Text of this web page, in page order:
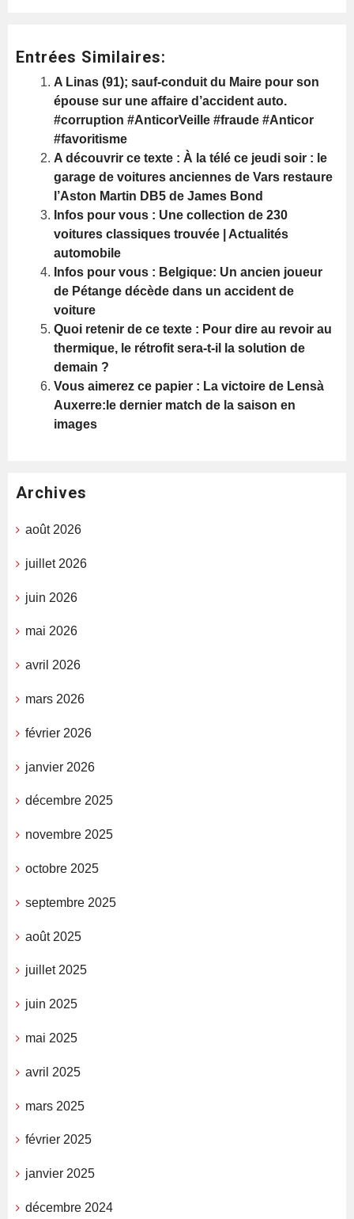
Entrées Similaires:
A Linas (91); sauf-conduit du Maire pour son
épouse sur une affaire d’accident auto.
#corruption #AnticorVeille #fraude #Anticor
#favoritisme
A découvrir ce texte : À la télé ce jeudi soir : le
garage de voitures anciennes de Vars restaure
l’Aston Martin DB5 de James Bond
Infos pour vous : Une collection de 230
voitures classiques trouvée | Actualités
automobile
Infos pour vous : Belgique: Un ancien joueur
de Pétange décède dans un accident de
voiture
Quoi retenir de ce texte : Pour dire au revoir au
thermique, le rétrofit sera-t-il la solution de
demain ?
Vous aimerez ce papier : La victoire de Lensà
Auxerre:le dernier match de la saison en
images
Archives
août 2026
juillet 2026
juin 2026
mai 2026
avril 2026
mars 2026
février 2026
janvier 2026
décembre 2025
novembre 2025
octobre 2025
septembre 2025
août 2025
juillet 2025
juin 2025
mai 2025
avril 2025
mars 2025
février 2025
janvier 2025
décembre 2024